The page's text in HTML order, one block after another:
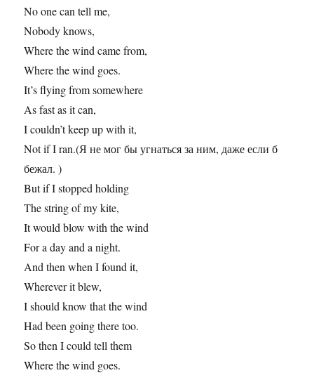
No one can tell me,
Nobody knows,
Where the wind came from,
Where the wind goes.
It’s flying from somewhere
As fast as it can,
I couldn’t keep up with it,
Not if I ran.(Я не мог бы угнаться за ним, даже если б
бежал. )
But if I stopped holding
The string of my kite,
It would blow with the wind
For a day and a night.
And then when I found it,
Wherever it blew,
I should know that the wind
Had been going there too.
So then I could tell them
Where the wind goes.